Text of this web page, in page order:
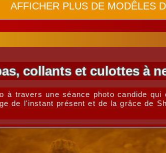
AFFICHER PLUS DE MODÊLES
collants et culottes à
à travers une séance photo candide
de l'instant présent et de la grâce de